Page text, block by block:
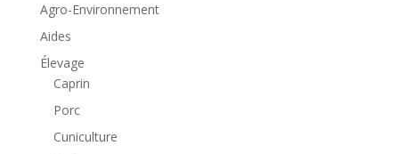
Agro-Environnement
Aides
Élevage
Caprin
Porc
Cuniculture